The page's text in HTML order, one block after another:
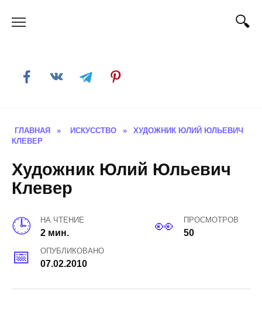
ГЛАВНАЯ » ИСКУССТВО »
ХУДОЖНИК ЮЛИЙ ЮЛЬЕВИЧ
КЛЕВЕР
Художник Юлий Юльевич
Клевер
НА ЧТЕНИЕ
2 мин.
ПРОСМОТРОВ
50
ОПУБЛИКОВАНО
07.02.2010